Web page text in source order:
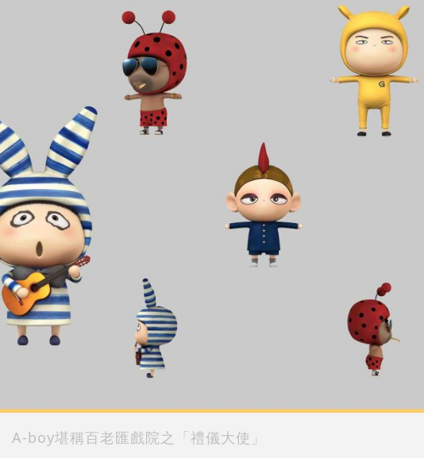
A-boy堪稱百老匯戲院之「禮儀大使